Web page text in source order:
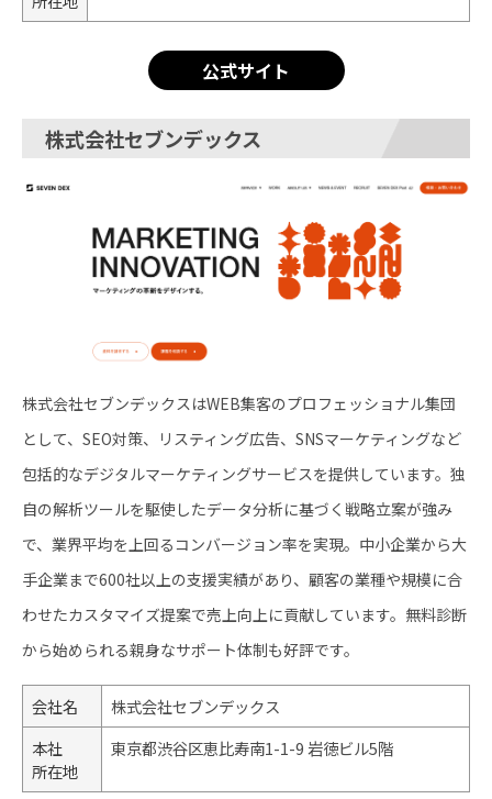
公式サイト
株式会社セブンデックス
株式会社セブンデックスはWEB集客のプロフェッショナル集団
として、SEO対策、リスティング広告、SNSマーケティングなど
包括的なデジタルマーケティングサービスを提供しています。独
自の解析ツールを駆使したデータ分析に基づく戦略立案が強み
で、業界平均を上回るコンバージョン率を実現。中小企業から大
手企業まで600社以上の支援実績があり、顧客の業種や規模に合
わせたカスタマイズ提案で売上向上に貢献しています。無料診断
から始められる親身なサポート体制も好評です。
会社名
株式会社セブンデックス
本社
所在地
東京都渋谷区恵比寿南1-1-9 岩徳ビル5階